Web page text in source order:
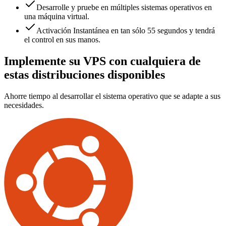
Desarrolle y pruebe en múltiples sistemas operativos en
una máquina virtual.
Activación Instantánea en tan sólo 55 segundos y tendrá
el control en sus manos.
Implemente su VPS con cualquiera de
estas distribuciones disponibles
Ahorre tiempo al desarrollar el sistema operativo que se adapte a sus
necesidades.